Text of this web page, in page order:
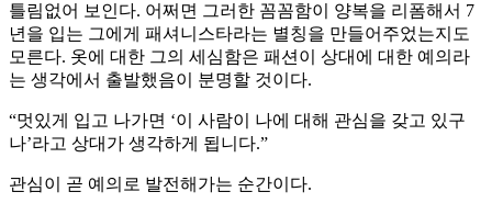
틀림없어 보인다. 어쩌면 그러한 꼼꼼함이 양복을 리폼해서 7
년을 입는 그에게 패셔니스타라는 별칭을 만들어주었는지도
모른다. 옷에 대한 그의 세심함은 패션이 상대에 대한 예의라
는 생각에서 출발했음이 분명할 것이다.
“멋있게 입고 나가면 ‘이 사람이 나에 대해 관심을 갖고 있구
나’라고 상대가 생각하게 됩니다.”
관심이 곧 예의로 발전해가는 순간이다.